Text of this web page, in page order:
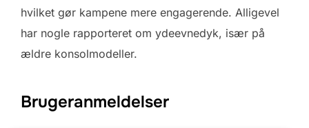
hvilket gør kampene mere engagerende. Alligevel
har nogle rapporteret om ydeevnedyk, især på
ældre konsolmodeller.
Brugeranmeldelser